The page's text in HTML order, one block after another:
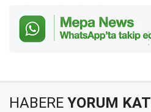
HABERE YORUM KAT